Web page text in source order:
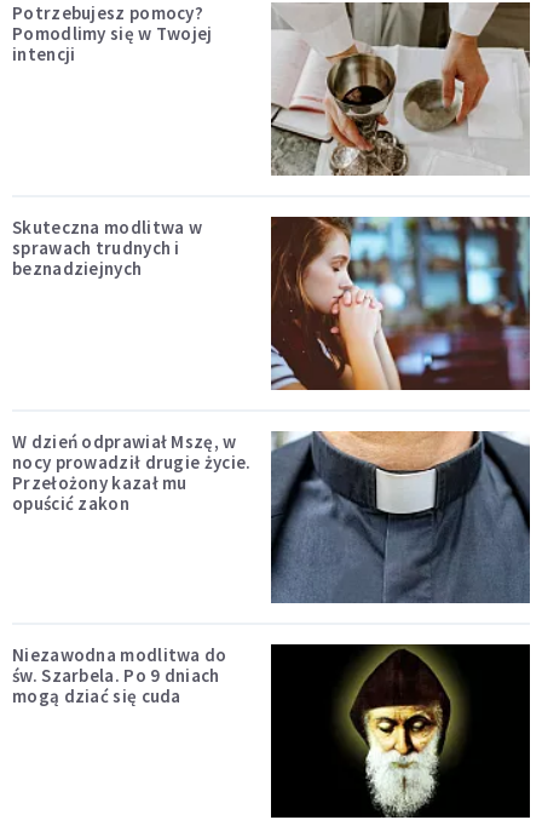
Potrzebujesz pomocy?
Pomodlimy się w Twojej
intencji
Skuteczna modlitwa w
sprawach trudnych i
beznadziejnych
W dzień odprawiał Mszę, w
nocy prowadził drugie życie.
Przełożony kazał mu
opuścić zakon
Niezawodna modlitwa do
św. Szarbela. Po 9 dniach
mogą dziać się cuda